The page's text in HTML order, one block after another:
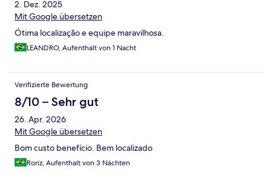
2. Dez. 2025
Mit Google übersetzen
Ótima localização e equipe maravilhosa.
LEANDRO, Aufenthalt von 1 Nacht
Verifizierte Bewertung
8/10 – Sehr gut
26. Apr. 2026
Mit Google übersetzen
Bom custo benefício. Bem localizado
Roriz, Aufenthalt von 3 Nächten